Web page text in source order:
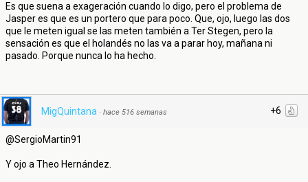
Es que suena a exageración cuando lo digo, pero el problema de
Jasper es que es un portero que para poco. Que, ojo, luego las dos
que le meten igual se las meten también a Ter Stegen, pero la
sensación es que el holandés no las va a parar hoy, mañana ni
pasado. Porque nunca lo ha hecho.
+6
MigQuintana · hace 516 semanas
@SergioMartin91
Y ojo a Theo Hernández.